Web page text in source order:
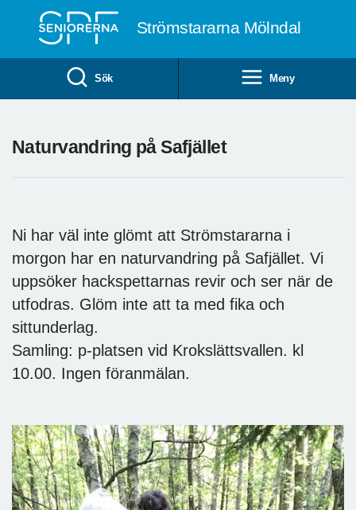
Strömstararna Mölndal
Sök Meny
Naturvandring på Safjället
Ni har väl inte glömt att Strömstararna i
morgon har en naturvandring på Safjället. Vi
uppsöker hackspettarnas revir och ser när de
utfodras. Glöm inte att ta med fika och
sittunderlag.
Samling: p-platsen vid Krokslättsvallen. kl
10.00. Ingen föranmälan.